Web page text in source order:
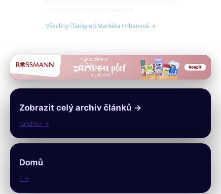
Všechny články od Markéta Urbanová →
Zobrazit celý archiv článků →
/archiv/ →
Domů
/ →